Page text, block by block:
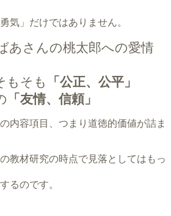
気」だけではありません。
あさんの桃太郎への愛情
もそも
「公正、公平」
「友情、信頼」
内容項目、つまり道徳的価値が詰ま
教材研究の時点で見落としてはもっ
るのです。